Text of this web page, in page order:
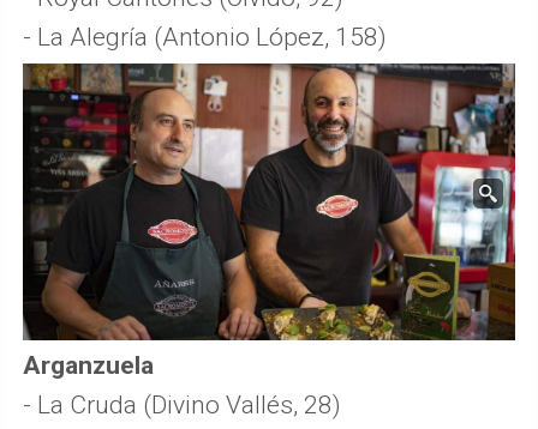
- La Alegría (Antonio López, 158)
Arganzuela
- La Cruda (Divino Vallés, 28)